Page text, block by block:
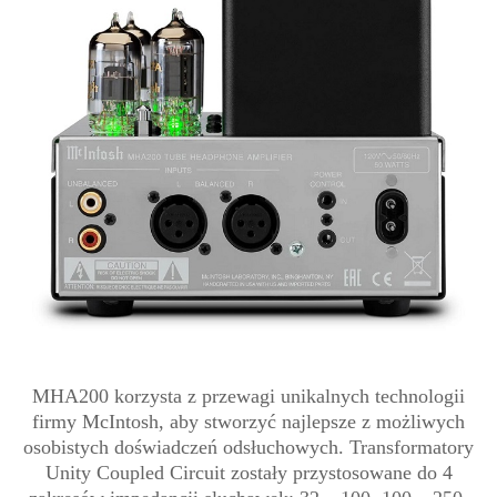
MHA200 korzysta z przewagi unikalnych technologii
firmy McIntosh, aby stworzyć najlepsze z możliwych
osobistych doświadczeń odsłuchowych. Transformatory
Unity Coupled Circuit zostały przystosowane do 4